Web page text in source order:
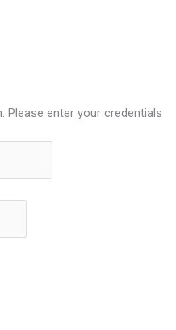
Please enter your credentials